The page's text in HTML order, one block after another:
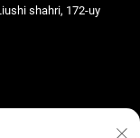
shahri, 172-uy